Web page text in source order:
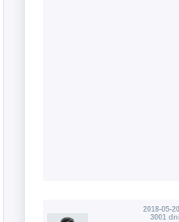
2018-05-
3001